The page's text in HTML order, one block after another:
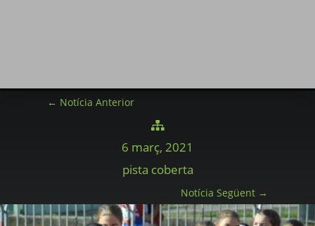
← Notícia Anterior

6 març, 2021
pista coberta
Notícia Següent→